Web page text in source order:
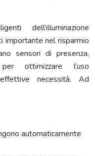
dell’illuminazione
importante nel risparmio
sensori di presenza,
ottimizzare l’uso
necessità. Ad
automaticamente